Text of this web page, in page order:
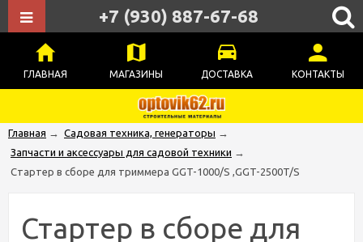
ГЛАВНАЯ МАГАЗИНЫ ДОСТАВКА КОНТАКТЫ
+7 (930) 887-67-68
Главная → Садовая техника, генераторы →
Запчасти и аксессуары для садовой техники →
Стартер в сборе для триммера GGT-1000/S ,GGT-2500T/S
Стартер в сборе для